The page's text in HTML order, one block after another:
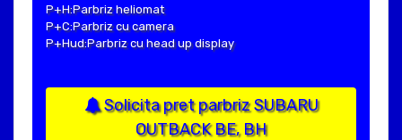
P+H:Parbriz heliomat
P+C:Parbriz cu camera
P+Hud:Parbriz cu head up display
Solicita pret parbriz SUBARU
OUTBACK BE, BH